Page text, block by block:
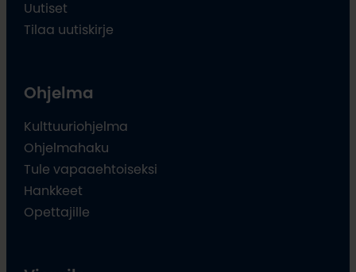
Uutiset
Tilaa uutiskirje
Ohjelma
Kulttuuriohjelma
Ohjelmahaku
Tule vapaaehtoiseksi
Hankkeet
Opettajille